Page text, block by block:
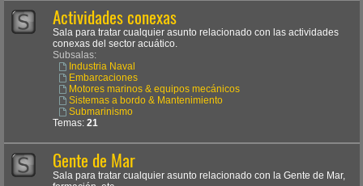
Actividades conexas
Sala para tratar cualquier asunto relacionado con las actividades
conexas del sector acuático.
Subsalas:
Industria Naval
Embarcaciones
Motores marinos & equipos mecánicos
Sistemas a bordo & Mantenimiento
Submarinismo
Temas: 21
Gente de Mar
Sala para tratar cualquier asunto relacionado con la Gente de Mar,